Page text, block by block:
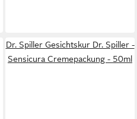
Dr. Spiller Gesichtskur Dr. Spiller -
Sensicura Cremepackung - 50ml